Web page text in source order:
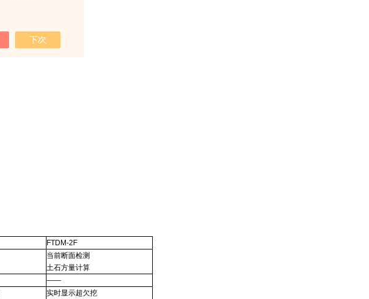
FTDM-2F
当前断面检测
土石方量计算
——
实时显示超欠挖